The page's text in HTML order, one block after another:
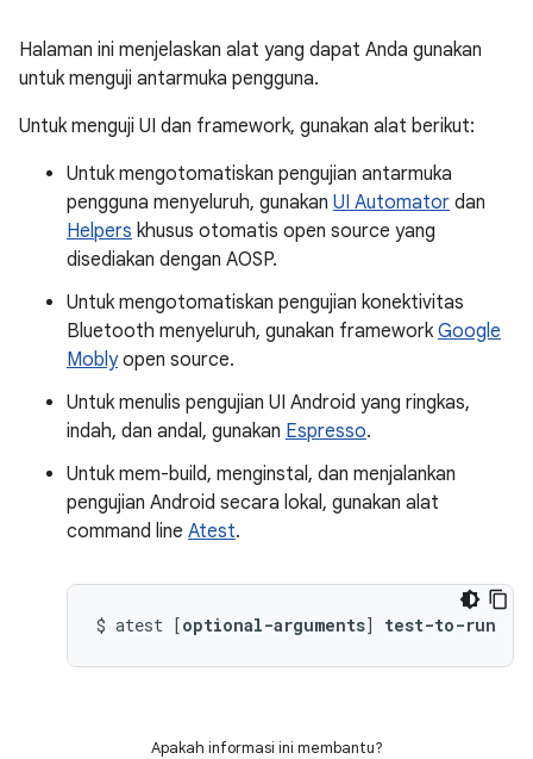
Halaman ini menjelaskan alat yang dapat Anda gunakan
untuk menguji antarmuka pengguna.
Untuk menguji UI dan framework, gunakan alat berikut:
Untuk mengotomatiskan pengujian antarmuka
pengguna menyeluruh, gunakan UI Automator dan
Helpers khusus otomatis open source yang
disediakan dengan AOSP.
Untuk mengotomatiskan pengujian konektivitas
Bluetooth menyeluruh, gunakan framework Google
Moblyopen source.
Untuk menulis pengujian UI Android yang ringkas,
indah, dan andal, gunakan Espresso.
Untuk mem-build, menginstal, dan menjalankan
pengujian Android secara lokal, gunakan alat
command line Atest.
$ atest [optional-arguments] test-to-run
Apakah informasi ini membantu?